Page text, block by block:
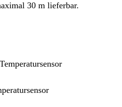
30 m lieferbar.